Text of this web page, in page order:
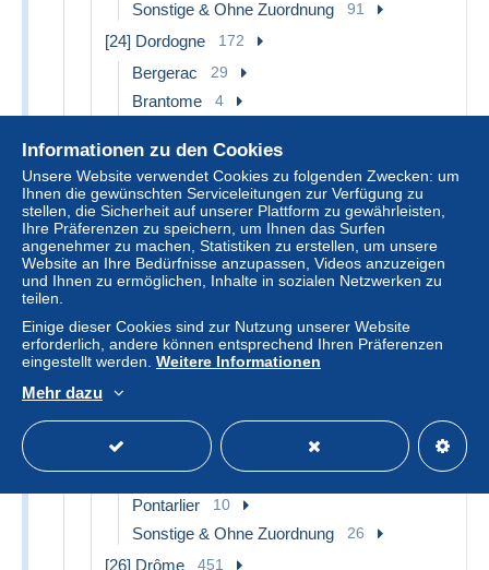
Sonstige & Ohne Zuordnung 91
[24] Dordogne 172
Bergerac 29
Brantome 4
Mussidan 1
Nontron 2
Périgueux 21
Riberac 3
Sarlat la Caneda 5
Sonstige & Ohne Zuordnung 96
[25] Doubs 67
Isle sur le Doubs 2
Montbéliard
Mouthe
Pontarlier 10
Sonstige & Ohne Zuordnung 26
[26] Drôme 451
Informationen zu den Cookies
Unsere Website verwendet Cookies zu folgenden Zwecken: um
Ihnen die gewünschten Serviceleitungen zur Verfügung zu
stellen, die Sicherheit auf unserer Plattform zu gewährleisten,
Ihre Präferenzen zu speichern, um Ihnen das Surfen
angenehmer zu machen, Statistiken zu erstellen, um unsere
Website an Ihre Bedürfnisse anzupassen, Videos anzuzeigen
und Ihnen zu ermöglichen, Inhalte in sozialen Netzwerken zu
teilen.
Einige dieser Cookies sind zur Nutzung unserer Website
erforderlich, andere können entsprechend Ihren Präferenzen
eingestellt werden. Weitere Informationen
Mehr dazu